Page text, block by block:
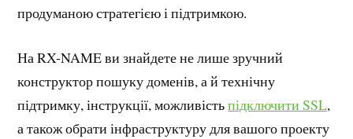
продуманою стратегією і підтримкою.
На RX-NAME ви знайдете не лише зручний
конструктор пошуку доменів, а й технічну
підтримку, інструкції, можливістьпідключити SSL,
а також обрати інфраструктуру для вашого проекту